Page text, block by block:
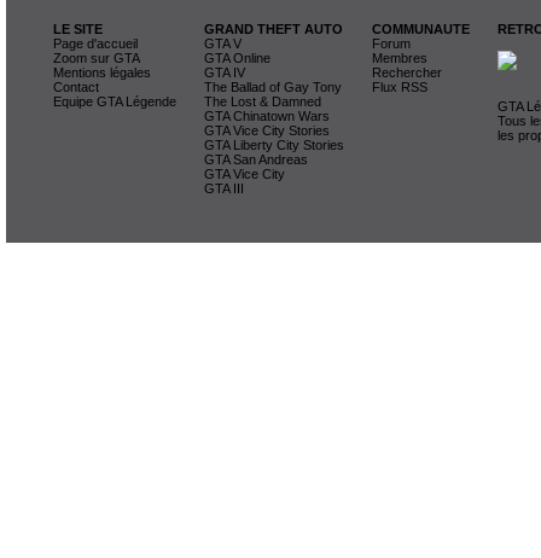
LE SITE
Page d'accueil
Zoom sur GTA
Mentions légales
Contact
Equipe GTA Légende
GRAND THEFT AUTO
GTA V
GTA Online
GTA IV
The Ballad of Gay Tony
The Lost & Damned
GTA Chinatown Wars
GTA Vice City Stories
GTA Liberty City Stories
GTA San Andreas
GTA Vice City
GTA III
COMMUNAUTE
Forum
Membres
Rechercher
Flux RSS
GTA
Tous
les